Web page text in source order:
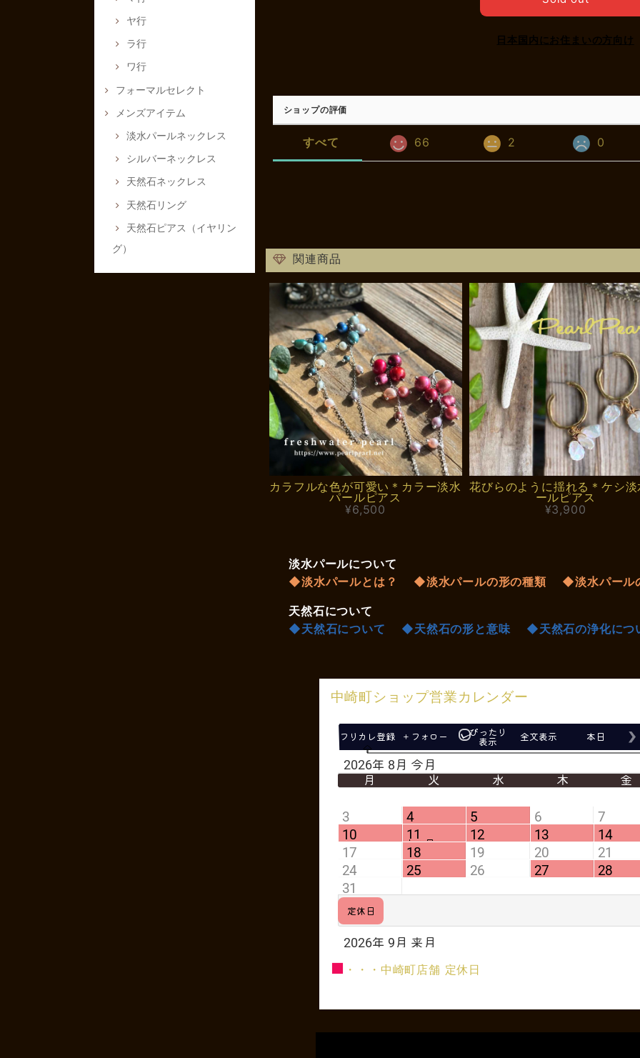
ヤ行
ラ行
ワ行
フォーマルセレクト
メンズアイテム
淡水パールネックレス
シルバーネックレス
天然石ネックレス
天然石リング
天然石ピアス（イヤリン
グ）
日本国内にお住まいの方向け
ショップの評価
すべて 66 2 0
関連商品
カラフルな色が可愛い＊カラー淡水
パールピアス
¥6,500
花びらのように揺れる＊ケシ
ールピアス
¥3,900
淡水パールについて
◆淡水パールとは？
◆淡水パールの形の種類 ◆淡水パール
天然石について
◆天然石について
◆天然石の形と意味 ◆天然石の浄化につ
中崎町ショップ営業カレンダー
■ ・・・中崎町店舗 定休日